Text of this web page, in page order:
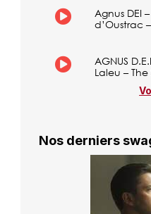
Agnus DEI
d’Oustrac
AGNUS
Laleu –
Nos derniers